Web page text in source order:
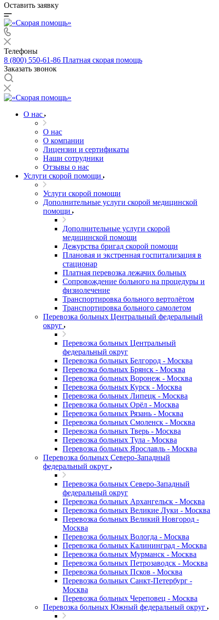
Оставить заявку
Телефоны
8 (800) 550-61-86 Платная скорая помощь
Заказать звонок
О нас
О нас
О компании
Лицензии и сертификаты
Наши сотрудники
Отзывы о нас
Услуги скорой помощи
Услуги скорой помощи
Дополнительные услуги скорой медицинской
помощи
Дополнительные услуги скорой
медицинской помощи
Дежурства бригад скорой помощи
Плановая и экстренная госпитализация в
стационар
Платная перевозка лежачих больных
Сопровождение больного на процедуры и
физиолечение
Транспортировка больного вертолётом
Транспортировка больного самолетом
Перевозка больных Центральный федеральный
округ
Перевозка больных Центральный
федеральный округ
Перевозка больных Белгород - Москва
Перевозка больных Брянск - Москва
Перевозка больных Воронеж - Москва
Перевозка больных Курск - Москва
Перевозка больных Липецк - Москва
Перевозка больных Орёл - Москва
Перевозка больных Рязань - Москва
Перевозка больных Смоленск - Москва
Перевозка больных Тверь - Москва
Перевозка больных Тула - Москва
Перевозка больных Ярославль - Москва
Перевозка больных Северо-Западный
федеральный округ
Перевозка больных Северо-Западный
федеральный округ
Перевозка больных Архангельск - Москва
Перевозка больных Великие Луки - Москва
Перевозка больных Великий Новгород -
Москва
Перевозка больных Вологда - Москва
Перевозка больных Калининград - Москва
Перевозка больных Мурманск - Москва
Перевозка больных Петрозаводск - Москва
Перевозка больных Псков - Москва
Перевозка больных Санкт-Петербург -
Москва
Перевозка больных Череповец - Москва
Перевозка больных Южный федеральный округ